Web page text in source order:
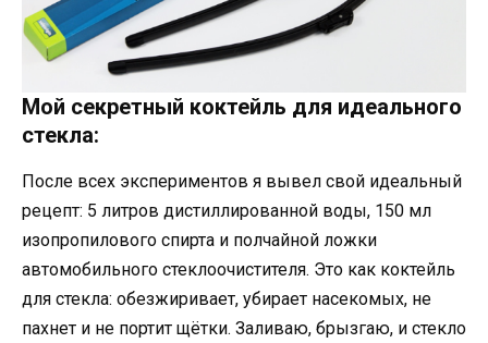
Мой секретный коктейль для идеального
стекла:
После всех экспериментов я вывел свой идеальный
рецепт: 5 литров дистиллированной воды, 150 мл
изопропилового спирта и полчайной ложки
автомобильного стеклоочистителя. Это как коктейль
для стекла: обезжиривает, убирает насекомых, не
пахнет и не портит щётки. Заливаю, брызгаю, и стекло